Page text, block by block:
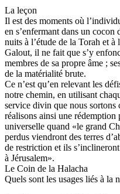
La leçon
Il est des moments où
en s’enfermant dans un cocon
nuits à l’étude de la Torah et
Galout, il ne fait que s’y
membres de sa propre âme ;
de la matérialité brute.
Ce n’est qu’en relevant les
notre chemin, en utilisant
service divin que nous sortons
réalisons ainsi une rédemption
universelle quand «le grand
perdus viendront des terres
de restriction et ils
à Jérusalem».
Le Coin de la Halacha
Quels sont les usages liés à la